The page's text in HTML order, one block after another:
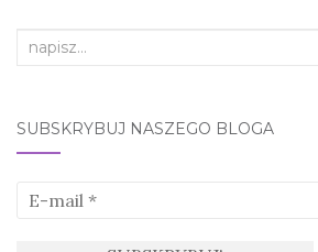
Search
SUBSKRYBUJ NASZEGO BLOGA